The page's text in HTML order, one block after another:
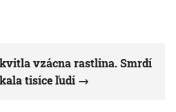
vzácna rastlina. Smrdí
tisíce ľudí